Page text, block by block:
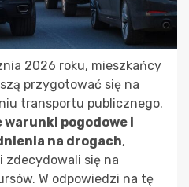
2026 roku, mieszkańcy
przygotować się na
transportu publicznego.
warunki pogodowe i
na drogach,
zdecydowali się na
W odpowiedzi na tę